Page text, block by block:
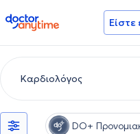
doctoranytime Είστε
DO+